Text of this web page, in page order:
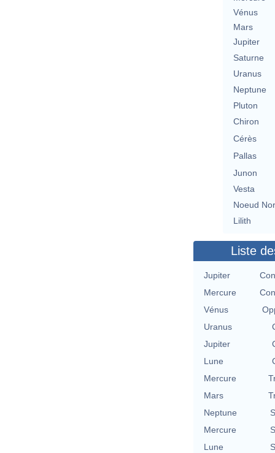
Vénus
Mars
Jupiter
Saturne
Uranus
Neptune
Pluton
Chiron
Cérès
Pallas
Junon
Vesta
Noeud
Lilith
Liste
Jupiter
Mercure
Vénus
Uranus
Jupiter
Lune
Mercure
Mars
Neptune
Mercure
Lune